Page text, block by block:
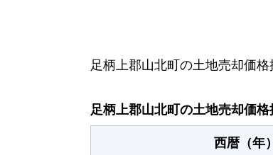
足柄上郡山北町の土地売却価格
足柄上郡山北町の土地売却価
西暦（年）